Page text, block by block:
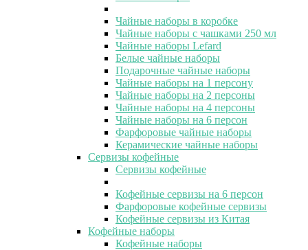
Чайные наборы в коробке
Чайные наборы с чашками 250 мл
Чайные наборы Lefard
Белые чайные наборы
Подарочные чайные наборы
Чайные наборы на 1 персону
Чайные наборы на 2 персоны
Чайные наборы на 4 персоны
Чайные наборы на 6 персон
Фарфоровые чайные наборы
Керамические чайные наборы
Сервизы кофейные
Сервизы кофейные
Кофейные сервизы на 6 персон
Фарфоровые кофейные сервизы
Кофейные сервизы из Китая
Кофейные наборы
Кофейные наборы